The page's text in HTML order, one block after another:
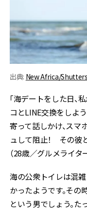
出典: New Africa/
「海デートをした日
コとLINE交換をしよ
寄って話しかけ、ス
ュして阻止！ その彼
（28歳／グルメライタ
海の公衆トイレは混
かったようです。そ
という男でしょう。